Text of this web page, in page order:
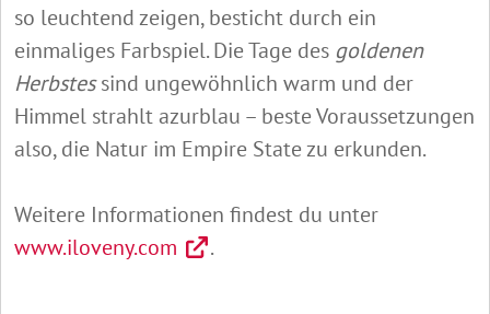
so leuchtend zeigen, besticht durch ein
einmaliges Farbspiel. Die Tage des goldenen
Herbstessind ungewöhnlich warm und der
Himmel strahlt azurblau – beste Voraussetzungen
also, die Natur im Empire State zu erkunden.
Weitere Informationen findest du unter
www.iloveny.com
.